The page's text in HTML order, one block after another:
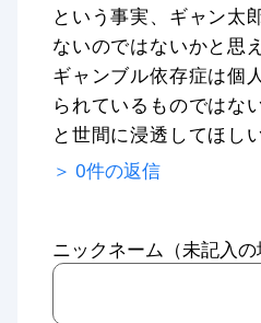
という事実、ギャン太
ないのではないかと思
ギャンブル依存症は個
られているものではな
と世間に浸透してほし
＞ 0件の返信
ニックネーム（未記入の